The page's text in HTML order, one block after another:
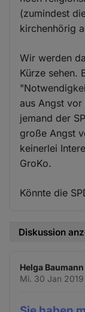
(zumindest
kirchenhörig
Wir werden
Kürze sehen.
aus Angst
jemand der
große Angst
keinerlei
GroKo.
Könnte die
Diskussion
Helga
Mi. 30 Jan